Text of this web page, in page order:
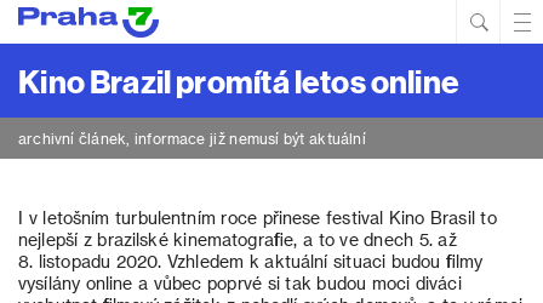
Kino Brazil promítá letos online
archivní článek, informace již nemusí být aktuální
I v letošním turbulentním roce přinese festival Kino Brasil to
nejlepší z brazilské kinematografie, a to ve dnech 5. až
8. listopadu 2020. Vzhledem k aktuální situaci budou filmy
vysílány online a vůbec poprvé si tak budou moci diváci